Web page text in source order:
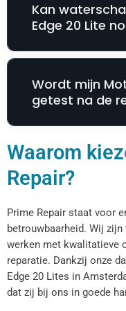
Kan
Edge 20 Lite
Wordt mijn
getest na de
Waarom
Repair?
Prime Repair staat voor
betrouwbaarheid. Wij
werken met kwalitatieve
reparatie. Dankzij onze
Edge 20 Lites in
dat zij bij ons in goede